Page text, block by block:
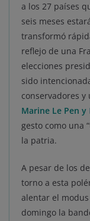
a los 27 países
seis meses
transformó
reflejo de una
elecciones
sido
conservadores
Marine Le Pen y
gesto como una
la patria.
A pesar de los
torno a esta
alentar el
domingo la